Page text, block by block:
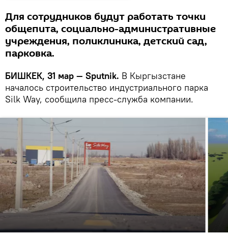
Для сотрудников будут работать точки
общепита, социально-административные
учреждения, поликлиника, детский сад,
парковка.
БИШКЕК, 31 мар — Sputnik. В Кыргызстане
началось строительство индустриального парка
Silk Way, сообщила пресс-служба компании.